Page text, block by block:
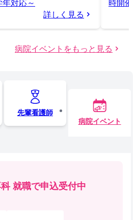
対応～
詳しく見る
時開催
病院イベントをもっと見る
先輩看護師
病院イベント
就職で申込受付中